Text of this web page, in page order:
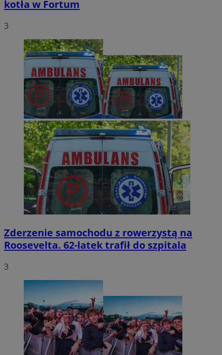
kotła w Fortum
3
Zderzenie samochodu z rowerzystą na
Roosevelta. 62-latek trafił do szpitala
3